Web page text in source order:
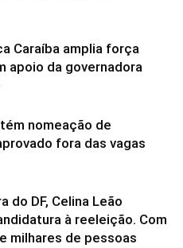
Caraíba amplia força
apoio da governadora
nomeação de
fora das vagas
do DF, Celina Leão
à reeleição. Com
milhares de pessoas